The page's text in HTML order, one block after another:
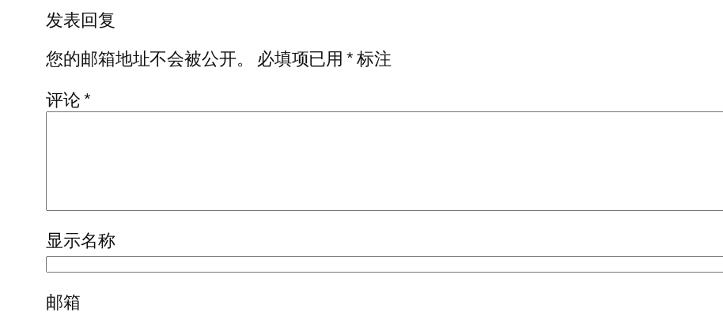
发表回复
您的邮箱地址不会被公开。
必填项已用*标注
评论*
显示名称
邮箱